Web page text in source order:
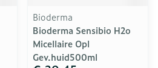
Bioderma
Bioderma Sensibio H2o
Micellaire Opl
Gev.huid500ml